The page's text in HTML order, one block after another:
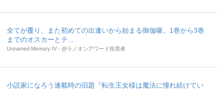
全てが覆り、また初めての出逢いから始まる御伽噺。1巻から3巻
までのオスカーとテ...
Unnamed Memory IV - @ラノオンアワード投票者
小説家になろう連載時の旧題『転生王女様は魔法に憧れ続けてい